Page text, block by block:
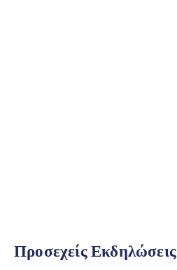
Προσεχείς Εκδηλώσεις